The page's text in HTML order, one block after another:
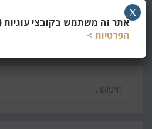
רגע. נתחיל בהתחלה.
קרא עוד
אתר זה משתמש בקובצי עוגיות
הפרטיות >
X